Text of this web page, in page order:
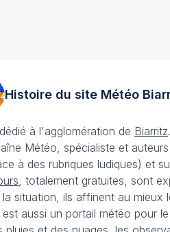
Histoire du site Météo
à l'agglomération de Biarritz
Météo, spécialiste et
à des rubriques ludiques) et
, totalement gratuites, sont
situation, ils affinent au mieux
aussi un portail météo pour